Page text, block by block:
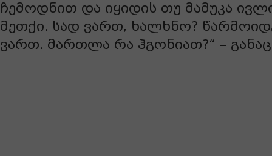
ჩემოდნით და იყიდის თუ მამუკა
მეთქი. სად ვართ, ხალხნო?
ვართ. მართლა რა ჰგონიათ?“ –